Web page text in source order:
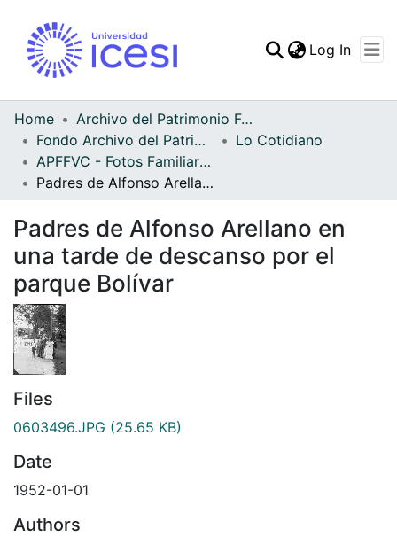
Statistics
Log In
Home
Archivo del Patrimonio Fotográfico y Fílmico del Valle del Cauca
Fondo Archivo del Patrimonio Fotográfico y Fílmico del Valle del Cauca
Lo Cotidiano
APFFVC - Fotos Familiares - Patrimonial
Padres de Alfonso Arellano en una tarde de descanso por el parque Bolívar
Padres de Alfonso Arellano en
una tarde de descanso por el
parque Bolívar
Files
0603496.JPG (25.65 KB)
Date
1952-01-01
Authors